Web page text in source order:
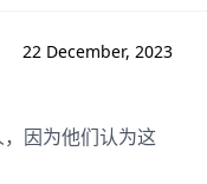
22 December, 2023
因为他们认为这